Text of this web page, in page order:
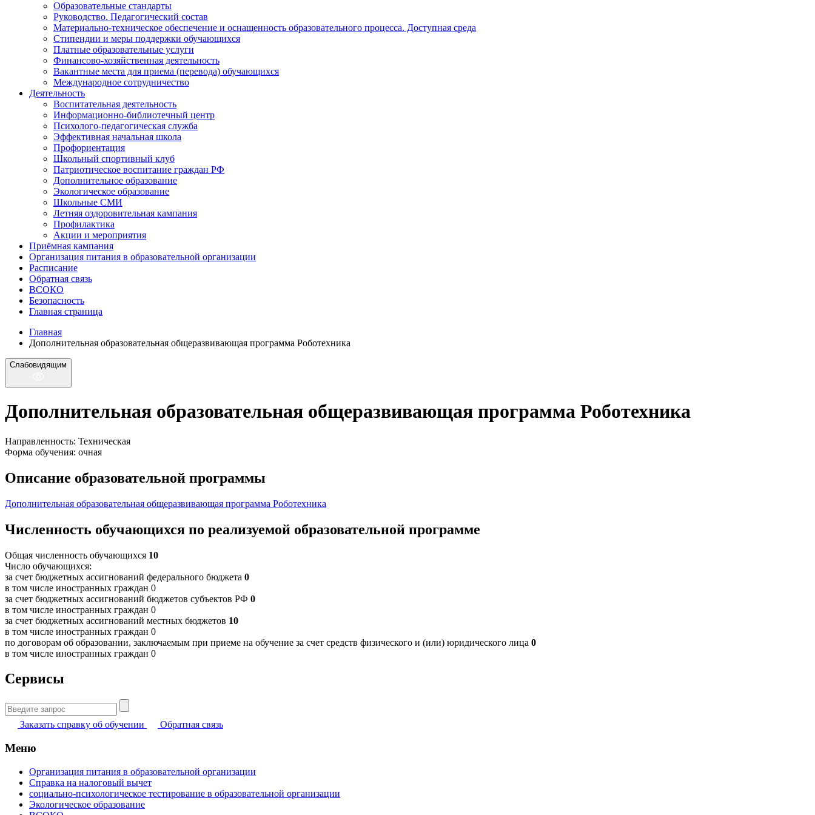
Образовательные стандарты
Руководство. Педагогический состав
Материально-техническое обеспечение и оснащенность образовательного процесса. Доступная среда
Стипендии и меры поддержки обучающихся
Платные образовательные услуги
Финансово-хозяйственная деятельность
Вакантные места для приема (перевода) обучающихся
Международное сотрудничество
Деятельность
Воспитательная деятельность
Информационно-библиотечный центр
Психолого-педагогическая служба
Эффективная начальная школа
Профориентация
Школьный спортивный клуб
Патриотическое воспитание граждан РФ
Дополнительное образование
Экологическое образование
Школьные СМИ
Летняя оздоровительная кампания
Профилактика
Акции и мероприятия
Приёмная кампания
Организация питания в образовательной организации
Расписание
Обратная связь
ВСОКО
Безопасность
Главная страница
Главная
Дополнительная образовательная общеразвивающая программа Роботехника
Слабовидящим
Дополнительная образовательная общеразвивающая программа Роботехника
Направленность: Техническая
Форма обучения: очная
Описание образовательной программы
Дополнительная образовательная общеразвивающая программа Роботехника
Численность обучающихся по реализуемой образовательной программе
Общая численность обучающихся 10
Число обучающихся:
за счет бюджетных ассигнований федерального бюджета 0
в том числе иностранных граждан 0
за счет бюджетных ассигнований бюджетов субъектов РФ 0
в том числе иностранных граждан 0
за счет бюджетных ассигнований местных бюджетов 10
в том числе иностранных граждан 0
по договорам об образовании, заключаемым при приеме на обучение за счет средств физического и (или) юридического лица 0
в том числе иностранных граждан 0
Сервисы
Найти:
Заказать справку об обучении
Обратная связь
Меню
Организация питания в образовательной организации
Справка на налоговый вычет
социально-психологическое тестирование в образовательной организации
Экологическое образование